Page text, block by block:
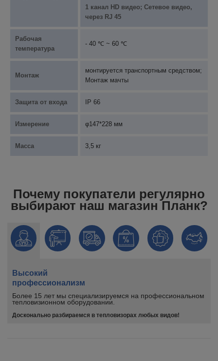
1 канал HD видео; Сетевое видео,
через RJ 45
Рабочая
температура
- 40 ℃ ~ 60 ℃
Монтаж
монтируется транспортным средством;
Монтаж мачты
Защита от входа IP 66
Измерение φ147*228 мм
Масса 3,5 кг
Почему покупатели регулярно
выбирают наш магазин Планк?
Высокий
профессионализм
Более 15 лет мы специализируемся на профессиональном
тепловизионном оборудовании.
Досконально разбираемся в тепловизорах любых видов!